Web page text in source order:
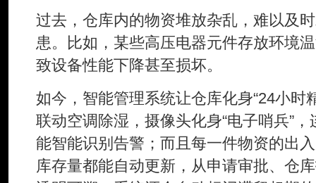
过去，仓库内的物资堆放杂乱，难以及
患。比如，某些高压电器元件存放环境
致设备性能下降甚至损坏。
如今，智能管理系统让仓库化身“24小时
联动空调除湿，摄像头化身“电子哨兵”
能智能识别告警；而且每一件物资的出
库存量都能自动更新，从申请审批、仓